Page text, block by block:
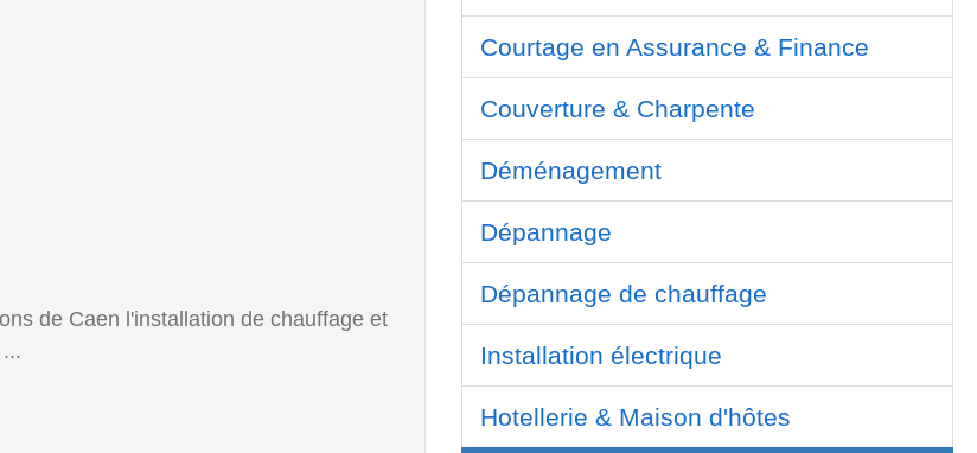
de Caen l'installation de chauffage et
Courtage en Assurance & Finance
Couverture & Charpente
Déménagement
Dépannage
Dépannage de chauffage
Installation électrique
Hotellerie & Maison d'hôtes